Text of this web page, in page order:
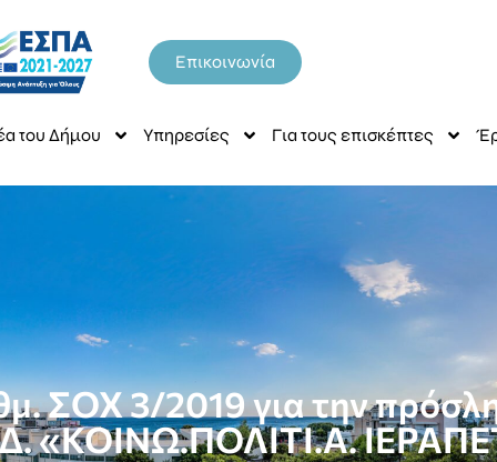
Επικοινωνία
του Δήμου Υπηρεσίες Για τους επισκέπτες
ΣΟΧ 3/2019 για την
«ΚΟΙΝΩ.ΠΟΛΙΤΙ.A.